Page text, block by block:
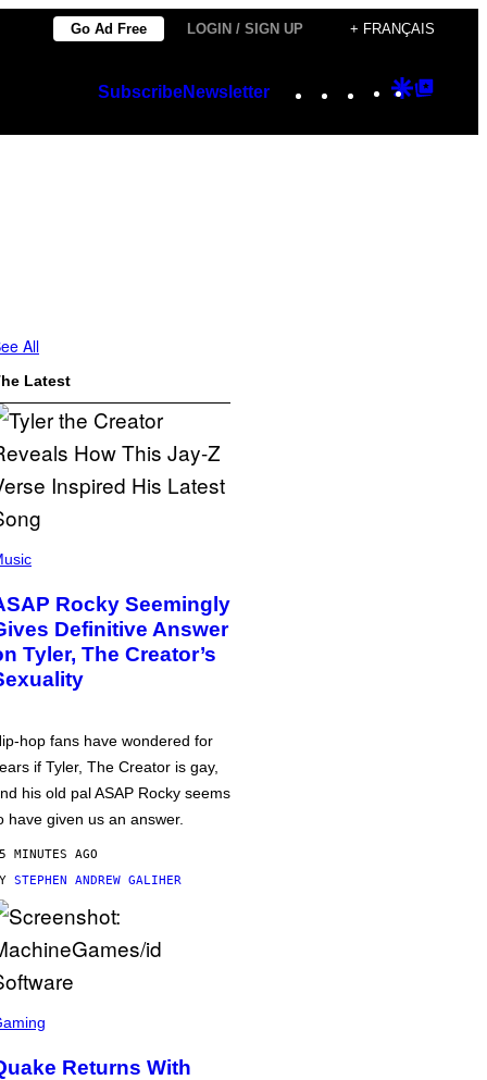
Go Ad Free LOGIN / SIGN UP + FRANÇAIS
SubscribeNewsletter Instagram
TikTok
YouTube
Google
All
Latest
Rocky Seemingly
Definitive Answer
Tyler, The Creator’s
hop fans have wondered for
if Tyler, The Creator is gay,
his old pal ASAP Rocky seems
have given us an answer.
MINUTES AGO
STEPHEN ANDREW GALIHER
Returns With